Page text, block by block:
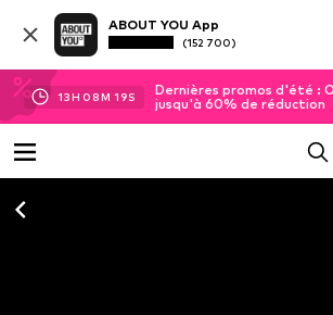
ABOUT YOU App
(152 700)
13H 08M 19S
Dernières promos d'été :
jusqu'à 60% de réduction